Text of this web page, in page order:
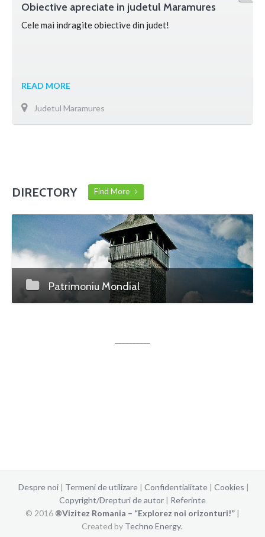
Obiective apreciate in judetul Maramures
Cele mai indragite obiective din judet!
READ MORE
Judetul Maramures
DIRECTORY Find More
Patrimoniu Mondial
Despre noi| Termeni de utilizare| Confidentialitate| Cookies |
Copyright/Drepturi de autor | Referinte
© 2016 ®Vizitez Romania – “Explorez noi orizonturi!” |
Created by Techno Energy.